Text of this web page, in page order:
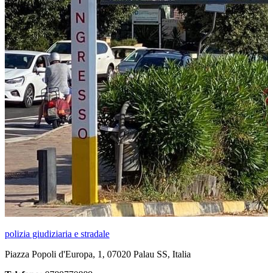
polizia giudiziaria e stradale
Piazza Popoli d'Europa, 1, 07020 Palau SS, Italia